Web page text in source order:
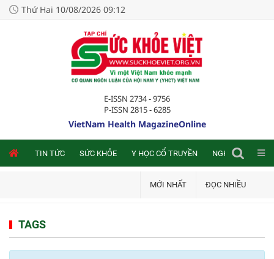
Thứ Hai 10/08/2026 09:12
E-ISSN 2734 - 9756
P-ISSN 2815 - 6285
VietNam Health MagazineOnline
TIN TỨC SỨC KHỎE Y HỌC CỔ TRUYỀN NGHIÊN CỨU
MỚI NHẤT ĐỌC NHIỀU
TAGS